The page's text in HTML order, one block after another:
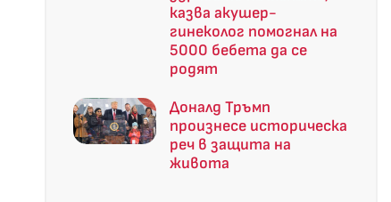
казва акушер-
гинеколог помогнал на
5000 бебета да се
родят
Доналд Тръмп
произнесе историческа
реч в защита на
живота